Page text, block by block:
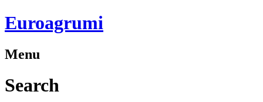
Euroagrumi
Menu
Search